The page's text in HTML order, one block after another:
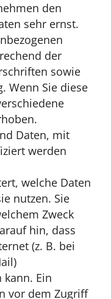
den
sehr ernst.
der
sowie
Wenn Sie diese
Daten, mit
werden
welche Daten
nutzen. Sie
Zweck
hin, dass
(z. B. bei
kann. Ein
vor dem Zugriff